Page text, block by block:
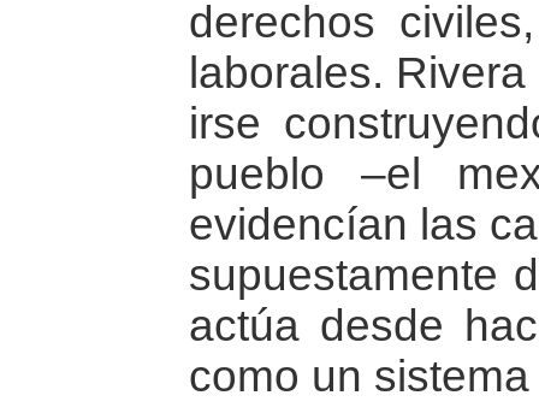
derechos
laborales.
irse
pueblo –el
evidencían las
supuestamente
actúa desde
como un